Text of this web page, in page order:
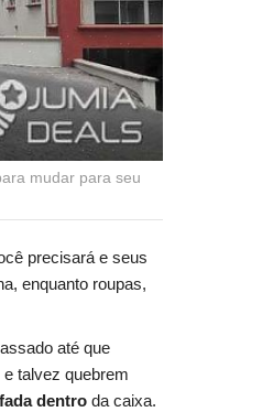
mudar para seu
precisará e seus
enquanto roupas,
até que
talvez quebrem
dentro da caixa.